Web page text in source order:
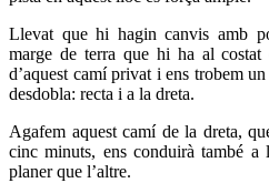
Llevat que hi hagin canvis amb
marge de terra que hi ha al
d’aquest camí privat i ens trobem
desdobla: recta i a la dreta.
Agafem aquest camí de la dreta,
cinc minuts, ens conduirà també a
planer que l’altre.